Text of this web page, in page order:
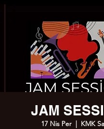
JAM
17 Nis Per
  |
KMK